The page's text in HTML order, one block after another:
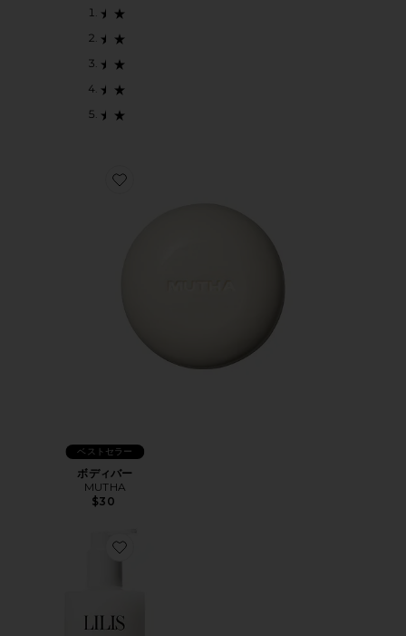
Favorite ボディバー
ベストセラー
ボディバー
MUTHA
$30
Favorite INSTANT PEEL ボディピール